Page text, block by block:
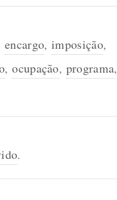
encargo, imposição,
, ocupação, programa,
.